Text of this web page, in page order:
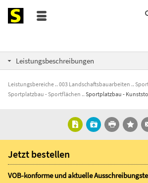
Leistungsbeschreibungen
Leistungsbereiche 003 Landschaftsbauarbeiten
Sportplatzbau - Sportflächen
Sportplatzbau -
Jetzt bestellen
VOB-konforme und aktuelle